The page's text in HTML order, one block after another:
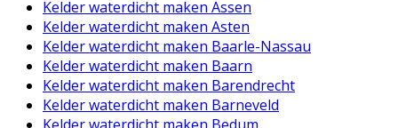
Kelder waterdicht maken Assen
Kelder waterdicht maken Asten
Kelder waterdicht maken Baarle-Nassau
Kelder waterdicht maken Baarn
Kelder waterdicht maken Barendrecht
Kelder waterdicht maken Barneveld
Kelder waterdicht maken Bedum